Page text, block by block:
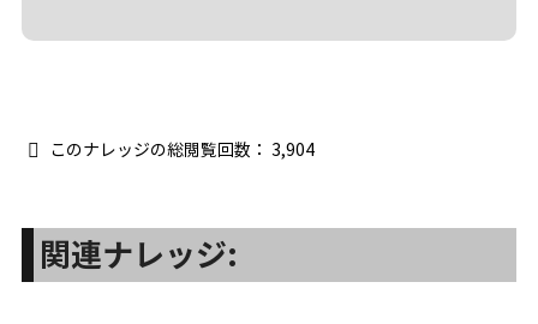
このナレッジの総閲覧回数： 3,904
関連ナレッジ: